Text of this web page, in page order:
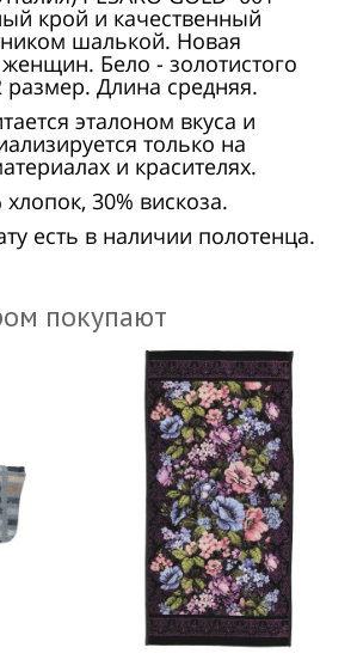
крой и качественный
шалькой. Новая
Бело - золотистого
размер. Длина средняя.
эталоном вкуса и
только на
и красителях.
30% вискоза.
есть в наличии полотенца.
покупают